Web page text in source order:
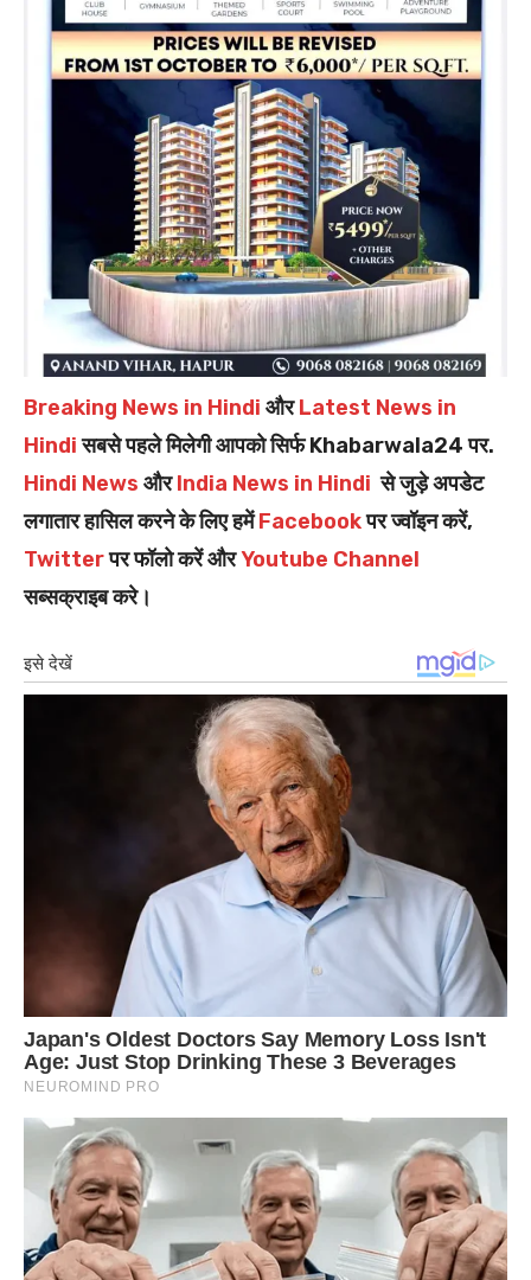
Breaking News in Hindi औरLatest News in
Hindiसबसे पहले मिलेगी आपको सिर्फ Khabarwala24 पर.
Hindi News औरIndia News in Hindi से जुड़े अपडेट
लगातार हासिल करने के लिए हमेंFacebookपर ज्वॉइन करें,
Twitterपर फॉलो करें औरYoutube Channel
सब्सक्राइब करे।